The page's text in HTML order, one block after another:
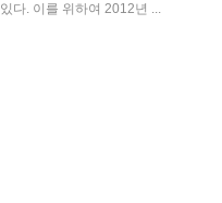
있다. 이를 위하여 2012년 ...